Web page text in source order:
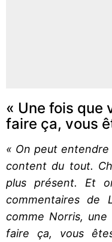
« Une fois que
faire ça, vous
« On peut entendre
content du tout.
plus présent. Et
commentaires de
comme Norris,
faire ça, vous